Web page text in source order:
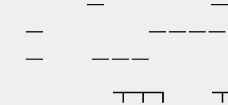
￣ ￣
￣ ￣￣
￣ ￣￣
┳┳┓